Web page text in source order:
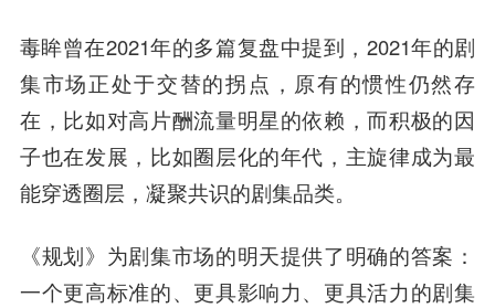
毒眸曾在2021年的多篇复盘中提到，2021年的剧
集市场正处于交替的拐点，原有的惯性仍然存
在，比如对高片酬流量明星的依赖，而积极的因
子也在发展，比如圈层化的年代，主旋律成为最
能穿透圈层，凝聚共识的剧集品类。
《规划》为剧集市场的明天提供了明确的答案：
一个更高标准的、更具影响力、更具活力的剧集